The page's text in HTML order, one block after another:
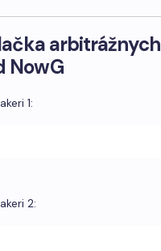
arbitrážnych
NowG
1:
2: